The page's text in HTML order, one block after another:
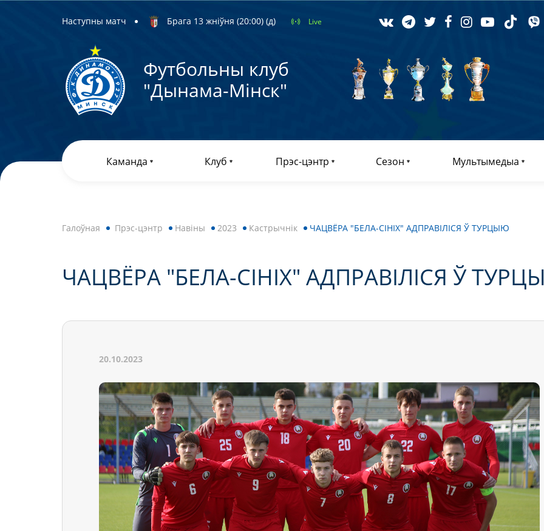
Наступны матч Брага 13 жніўня (20:00) (д) Live
Футбольны клуб
"Дынама-Мiнск"
Каманда Клуб Прэс-цэнтр Сезон Мультымедыа
Галоўная Прэс-цэнтр Навiны 2023 Кастрычнік ЧАЦВЁРА "БЕЛА-СІНІХ" АДПРАВІЛІСЯ Ў ТУРЦЫЮ
ЧАЦВЁРА "БЕЛА-СІНІХ" АДПРАВІЛІСЯ Ў
20.10.2023